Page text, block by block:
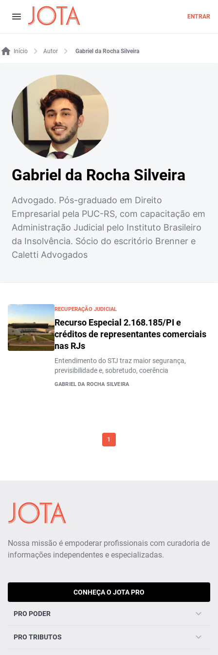
ENTRAR
Início Autor Gabriel da Rocha Silveira
Gabriel da Rocha Silveira
Advogado. Pós-graduado em Direito
Empresarial pela PUC-RS, com capacitação em
Administração Judicial pelo Instituto Brasileiro
da Insolvência. Sócio do escritório Brenner e
Caletti Advogados
RECUPERAÇÃO JUDICIAL
Recurso Especial 2.168.185/PI e
créditos de representantes comerciais
nas RJs
Entendimento do STJ traz maior segurança,
previsibilidade e, sobretudo, coerência
GABRIEL DA ROCHA SILVEIRA
1
Nossa missão é empoderar profissionais com curadoria de
informações independentes e especializadas.
CONHEÇA O JOTA PRO
PRO PODER
PRO TRIBUTOS